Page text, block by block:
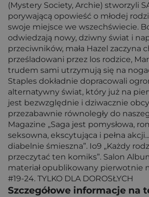
(Mystery Society, Archie) stworzyli
porywającą opowieść o młodej
swoje miejsce we wszechświecie.
odwiedzają nowy, dziwny świat i
przeciwników, mała Hazel zaczyna
prześladowani przez los rodzice,
trudem sami utrzymują się na
Staples dokładnie dopracowali
alternatywny świat, który już na
jest bezwzględnie i dziwacznie
przezabawnie równoległy do
Magazine „Saga jest pomysłowa,
seksowna, ekscytująca i pełna
diabelnie śmieszna”. Io9 „Każdy
przeczytać ten komiks”. Salon
materiał opublikowany pierwotnie
#19-24. TYLKO DLA DOROSŁYCH
Szczegółowe informacje na